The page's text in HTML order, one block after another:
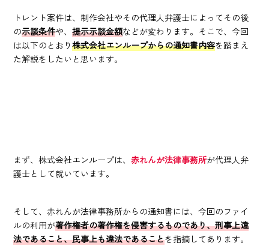
トレント案件は、制作会社やその代理人弁護士によってその後
の示談条件や、 提示示談金額などが変わります。そこで、今回
は以下のとおり 株式会社エンループからの通知書内容を踏まえ
た解説をしたいと思います。
まず、株式会社エンループは、 赤れんが法律事務所が代理人弁
護士として就いています。
そして、赤れんが法律事務所からの通知書には、今回のファイ
ルの利用が著作権者の著作権を侵害するものであり、刑事上違
法であること、民事上も違法であることを指摘してあります。